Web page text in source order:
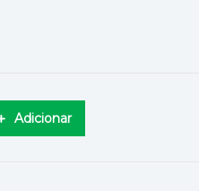
Adicionar